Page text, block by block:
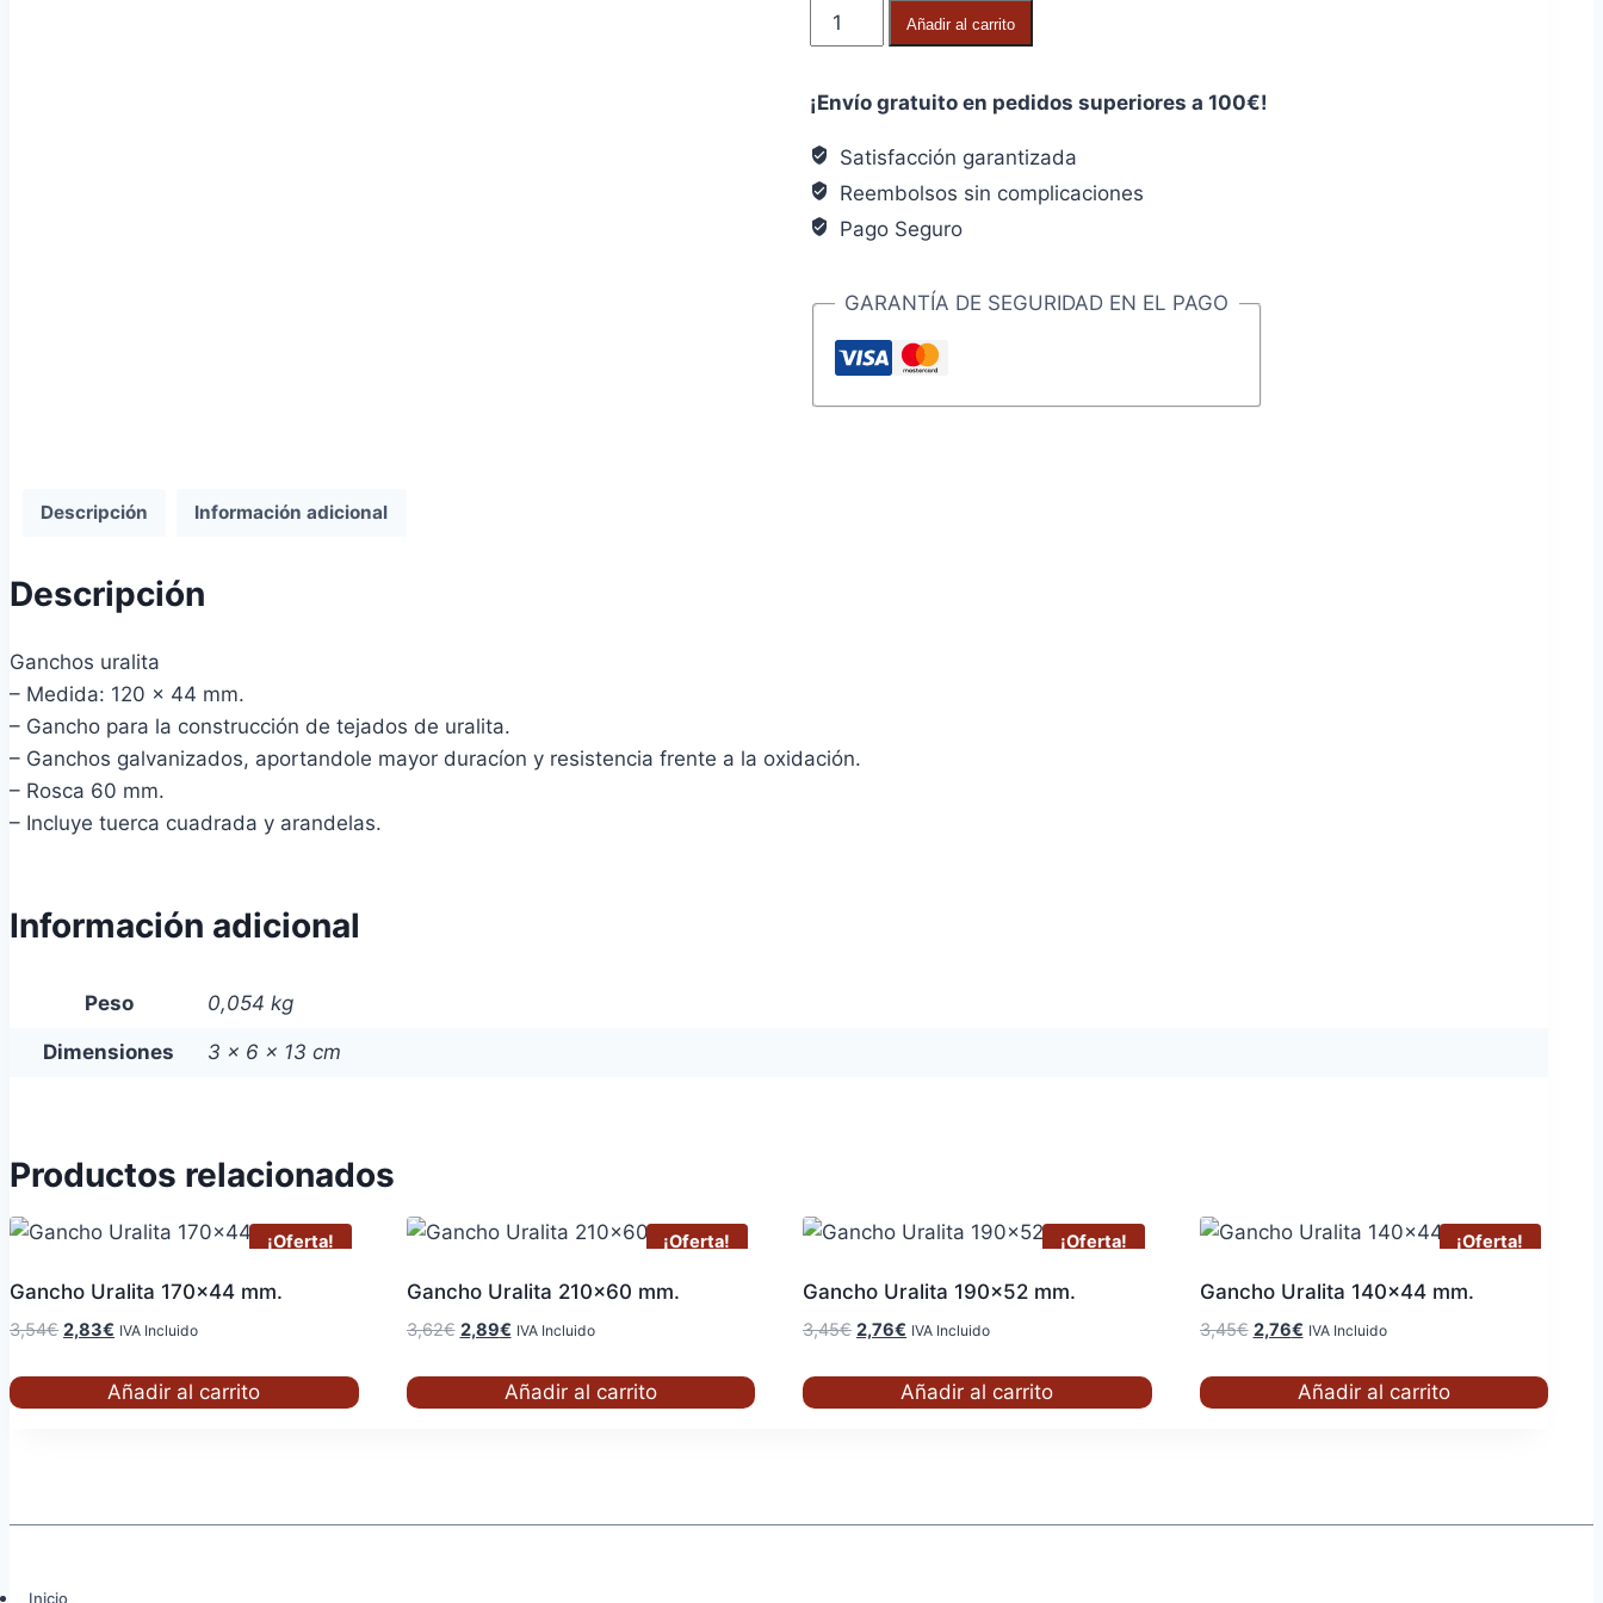
3,66€.2,93€.
Gancho
Uralita
mm.
cantidad
Añadir al carrito
¡Envío gratuito en pedidos superiores a 100€!
Satisfacción garantizada
Reembolsos sin complicaciones
Pago Seguro
GARANTÍA DE SEGURIDAD EN EL PAGO
Descripción Información adicional
Descripción
Ganchos uralita
– Medida: 120 x 44 mm.
– Gancho para la construcción de tejados de uralita.
– Ganchos galvanizados, aportandole mayor duracíon y resistencia frente a la oxidación.
– Rosca 60 mm.
– Incluye tuerca cuadrada y arandelas.
Información adicional
Peso 0,054 kg
Dimensiones 3 × 6 × 13 cm
Productos relacionados
¡Oferta!
Gancho Uralita 170×44 mm.
3,54€ El
original
era:
2,83€ El
actual
es:
IVA Incluido
Añadir al carrito
¡Oferta!
Gancho Uralita 210×60 mm.
3,62€ El
original
era:
2,89€El
actual
es:
IVA Incluido
Añadir al carrito
¡Oferta!
Gancho Uralita 190×52 mm.
3,45€ El
original
era:
2,76€ El
actual
es:
IVA Incluido
Añadir al carrito
¡Oferta!
Gancho Uralita 140×44 mm.
3,45€ El
original
era:
2,76€El
actual
es:
IVA Incluido
Añadir al carrito
Inicio